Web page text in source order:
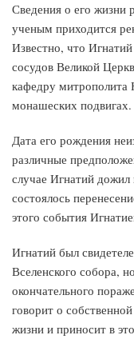
Сведения о его жизни
ученым приходится
Известно, что
сосудов Великой
кафедру митрополита
монашеских подвигах.
Дата его рождения
различные
случае Игнатий
состоялось
этого события
Игнатий был
Вселенского собора,
окончательного
говорит о
жизни и приносит в